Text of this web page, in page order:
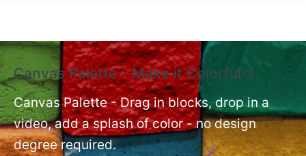
Canvas Palette - Make it Colorful🎨
Canvas Palette - Drag in blocks, drop in a
video, add a splash of color - no design
degree required.